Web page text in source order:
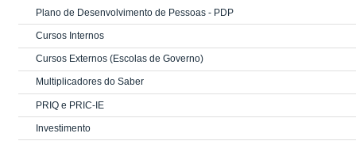
Plano de Desenvolvimento de Pessoas - PDP
Cursos Internos
Cursos Externos (Escolas de Governo)
Multiplicadores do Saber
PRIQ e PRIC-IE
Investimento